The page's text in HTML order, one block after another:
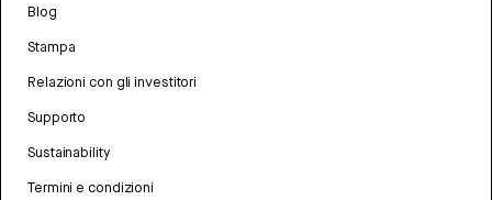
Blog
Stampa
Relazioni con gli investitori
Supporto
Sustainability
Termini e condizioni